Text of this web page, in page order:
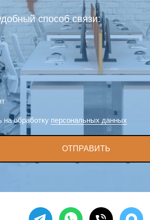
способ связи:
обработку персональных данных
ОТПРАВИТЬ